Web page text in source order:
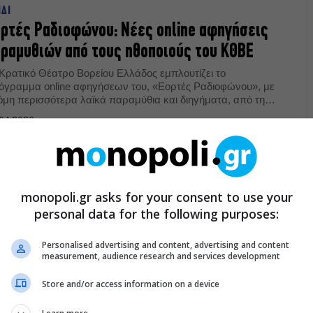
Ραδιοφώνου: Νέες online αφηγήσεις
από τους ηθοποιούς του ΚΘΒΕ
Θέατρο Βορείου Ελλάδος εμπλουτίζει το
online αφηγήσεων του, «Εορτές Ραδιοφώνου», με
περισσότερα λαϊκά παραμύθια και διηγήματα, από την
του BBC
διαβάζοντας παραμύθια στην αυλή, παρέα με τον
του.
monopoli.gr asks for your consent to use your
personal data for the following purposes:
Personalised advertising and content, advertising and content
measurement, audience research and services development
Store and/or access information on a device